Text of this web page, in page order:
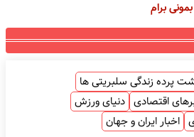
برام
پرده زندگی سلبریتی ها
اقتصادی دنیای ورزش
اخبار ایران و جهان